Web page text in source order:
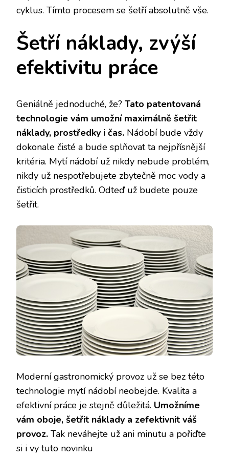
cyklus. Tímto procesem se šetří absolutně vše.
Šetří náklady, zvýší
efektivitu práce
Geniálně jednoduché, že? Tato patentovaná
technologie vám umožní maximálně šetřit
náklady, prostředky i čas. Nádobí bude vždy
dokonale čisté a bude splňovat ta nejpřísnější
kritéria. Mytí nádobí už nikdy nebude problém,
nikdy už nespotřebujete zbytečně moc vody a
čisticích prostředků. Odteď už budete pouze
šetřit.
Moderní gastronomický provoz už se bez této
technologie mytí nádobí neobejde. Kvalita a
efektivní práce je stejně důležitá. Umožníme
vám oboje, šetřit náklady a zefektivnit váš
provoz. Tak neváhejte už ani minutu a pořiďte
si i vy tuto novinku